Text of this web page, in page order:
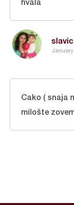
Cako ( snaja
milošte